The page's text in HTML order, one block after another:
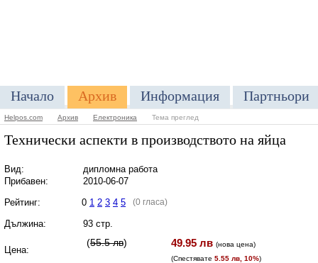
Начало Архив Информация Партньори
Helpos.com Архив Електроника Тема преглед
Технически аспекти в производството на яйца
Вид:
дипломна работа
Прибавен:
2010-06-07
Рейтинг:
0 1 2 3 4 5 (0 гласа)
Дължина: 93 стр.
Цена:
(55.5 лв) 49.95 лв (нова цена)
(Спестявате 5.55 лв, 10%)